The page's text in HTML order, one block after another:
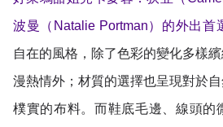
波曼（Natalie Portman）的外出首
自在的風格，除了色彩的變化多樣
漫熱情外；材質的選擇也呈現對於自
樸實的布料。而鞋底毛邊、線頭的